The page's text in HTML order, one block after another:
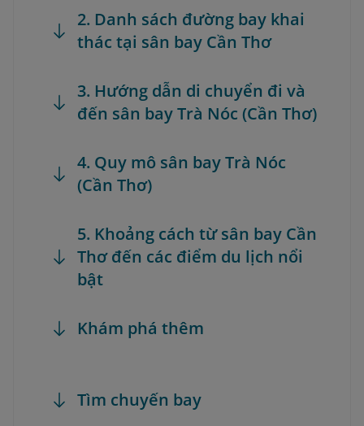
2. Danh sách đường bay khai
thác tại sân bay Cần Thơ
3. Hướng dẫn di chuyển đi và
đến sân bay Trà Nóc (Cần Thơ)
4. Quy mô sân bay Trà Nóc
(Cần Thơ)
5. Khoảng cách từ sân bay Cần
Thơ đến các điểm du lịch nổi
bật
Khám phá thêm
Tìm chuyến bay